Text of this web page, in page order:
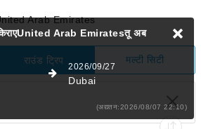
Arab Emirates
राउंड ट्रिप मल्टी सिटी
Arab Emiratesतूअब
2026/09/27
Dubai
(अद्यतन:2026/08/07 22:10)